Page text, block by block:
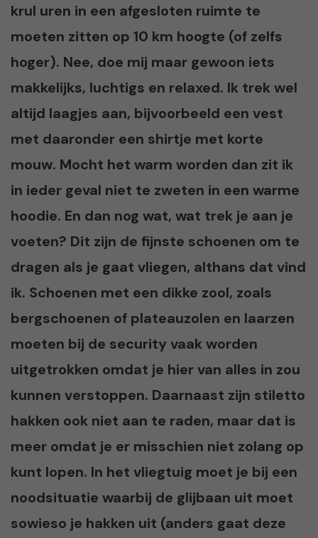
krul uren in een afgesloten ruimte te
moeten zitten op 10 km hoogte (of zelfs
hoger). Nee, doe mij maar gewoon iets
makkelijks, luchtigs en relaxed. Ik trek wel
altijd laagjes aan, bijvoorbeeld een vest
met daaronder een shirtje met korte
mouw. Mocht het warm worden dan zit ik
in ieder geval niet te zweten in een warme
hoodie. En dan nog wat, wat trek je aan je
voeten? Dit zijn de fijnste schoenen om te
dragen als je gaat vliegen, althans dat vind
ik. Schoenen met een dikke zool, zoals
bergschoenen of plateauzolen en laarzen
moeten bij de security vaak worden
uitgetrokken omdat je hier van alles in zou
kunnen verstoppen. Daarnaast zijn stiletto
hakken ook niet aan te raden, maar dat is
meer omdat je er misschien niet zolang op
kunt lopen. In het vliegtuig moet je bij een
noodsituatie waarbij de glijbaan uit moet
sowieso je hakken uit (anders gaat deze